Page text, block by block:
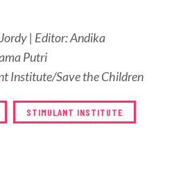
| Editor: Andika
Putri
Institute/Save the Children
STIMULANT INSTITUTE